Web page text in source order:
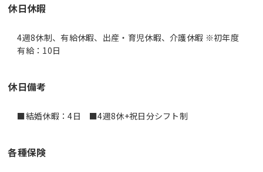
休日休暇
4週8休制、有給休暇、出産・育児休暇、介護休暇 ※初年度
有給：10日
休日備考
■結婚休暇：4日 ■4週8休+祝日分シフト制
各種保険